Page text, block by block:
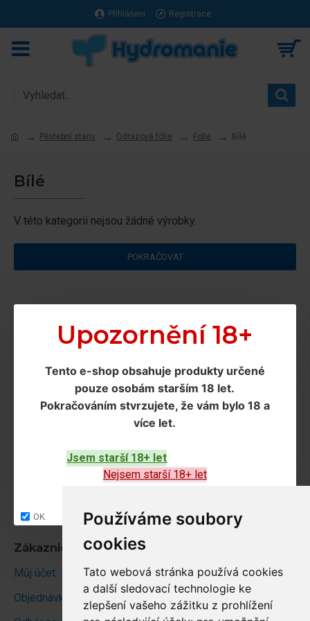
Používáme soubory
cookies
Tato webová stránka používá cookies
a další sledovací technologie ke
zlepšení vašeho zážitku z prohlížení
Upozornění 18+
Tento e-shop obsahuje produkty určené
pouze osobám starším 18 let.
Pokračováním stvrzujete, že vám bylo 18 a
více let.
Jsem starší 18+ let
Nejsem starší 18+ let
OK
Přihlášení Registrace
Pěstební stany Odrazové fólie Folie Bílé
Bílé
V této kategorii nejsou žádné výrobky.
POKRAČOVAT
Ochrana os. údajů
Obchodní podmínky
Site map
Zákaznický účet
Můj účet
Objednávky